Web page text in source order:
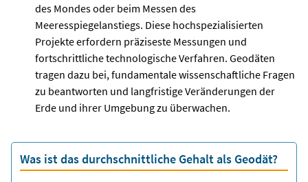
des Mondes oder beim Messen des
Meeresspiegelanstiegs. Diese hochspezialisierten
Projekte erfordern präziseste Messungen und
fortschrittliche technologische Verfahren. Geodäten
tragen dazu bei, fundamentale wissenschaftliche Fragen
zu beantworten und langfristige Veränderungen der
Erde und ihrer Umgebung zu überwachen.
Was ist das durchschnittliche Gehalt als Geodät?